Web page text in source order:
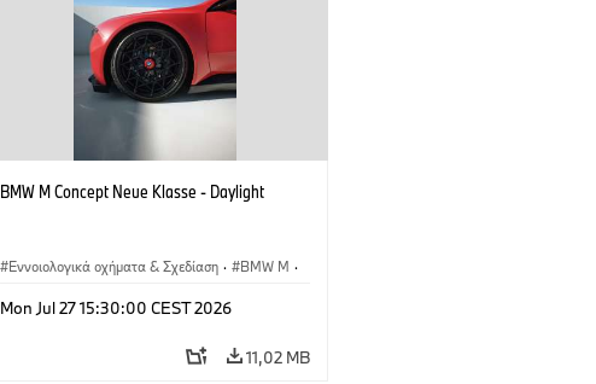
BMW M Concept Neue Klasse - Daylight
Εννοιολογικά οχήματα & Σχεδίαση · BMW M ·
Mon Jul 27 15:30:00 CEST 2026
11,02 MB